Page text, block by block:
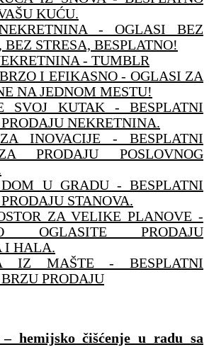
KUĆU.
- OGLASI BEZ
BEZ STRESA, BESPLATNO!
- TUMBLR
I EFIKASNO - OGLASI ZA
NA JEDNOM MESTU!
SVOJ KUTAK - BESPLATNI
NEKRETNINA.
INOVACIJE - BESPLATNI
PRODAJU POSLOVNOG
U GRADU - BESPLATNI
STANOVA.
ZA VELIKE PLANOVE -
OGLASITE PRODAJU
I HALA.
IZ MAŠTE - BESPLATNI
PRODAJU
hemijsko čišćenje u radu sa